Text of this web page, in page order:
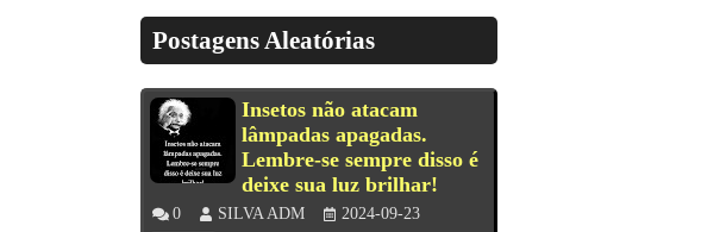
Postagens Aleatórias
Insetos não atacam
lâmpadas apagadas.
Lembre-se sempre disso é
deixe sua luz brilhar!
0 SILVA ADM
2024-09-23